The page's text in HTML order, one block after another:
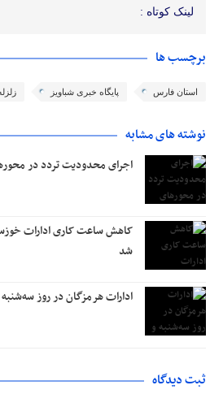
لینک کوتاه :
برچسب ها
استان فارس پایگاه خبری شباویز
نوشته های مشابه
اجرای محدودیت تردد در محورهای
کاهش ساعت کاری ادارات
شد
ادارات هرمزگان در روز
ثبت دیدگاه